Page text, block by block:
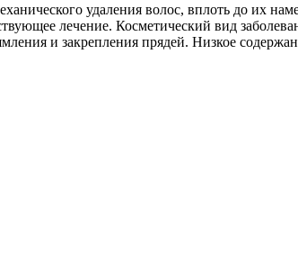
удаления волос, вплоть до их
лечение. Косметический вид
и закрепления прядей. Низкое